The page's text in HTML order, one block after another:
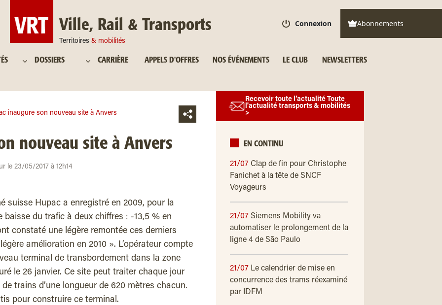
Ville, Rail & Transports
Territoires & mobilités
Connexion Abonnements
DOSSIERS CARRIÈRE APPELS D'OFFRES NOS ÉVÉNEMENTS LE CLUB NEWSLETTERS
inaugure son nouveau site à Anvers
nouveau site à Anvers
le 23/05/2017 à 12h14
suisse Hupac a enregistré en 2009, pour la
baisse du trafic à deux chiffres : -13,5 % en
constaté une légère remontée ces derniers
amélioration en 2010 ». L’opérateur compte
terminal de transbordement dans la zone
le 26 janvier. Ce site peut traiter chaque jour
de trains d’une longueur de 620 mètres chacun.
pour construire ce terminal.
Recevoir toute l’actualité Toute
l'actualité transports & mobilités
>
EN CONTINU
21/07 Clap de fin pour Christophe
Fanichet à la tête de SNCF
Voyageurs
21/07 Siemens Mobility va
automatiser le prolongement de la
ligne 4 de São Paulo
21/07 Le calendrier de mise en
concurrence des trams réexaminé
par IDFM